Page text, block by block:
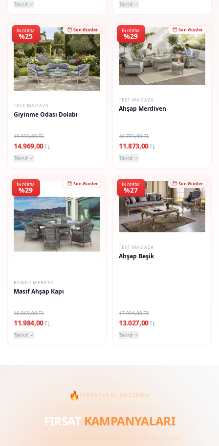
Taksit Taksit
İNDIRIM
%25
⏰ Son Günler
TEST MAGAZA
Giyinme Odası Dolabı
19.899,00 TL
14.969,00TL
Taksit
İNDIRIM
%29
⏰ Son Günler
TEST MAGAZA
Ahşap Merdiven
16.771,00 TL
11.873,00TL
Taksit
İNDIRIM
%29
⏰ Son Günler
BANYO MERKEZI
Masif Ahşap Kapı
16.869,00 TL
11.984,00TL
Taksit
İNDIRIM
%27
⏰ Son Günler
TEST MAGAZA
Ahşap Beşik
17.904,00 TL
13.027,00TL
Taksit
🔥 FIRSATLARI KAÇIRMA
FIRSAT KAMPANYALARI
Sınırlı süreli kampanyaları keşfet, kaçırma!